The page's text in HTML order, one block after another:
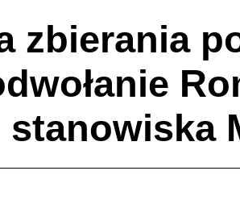
zbierania
stanowiska